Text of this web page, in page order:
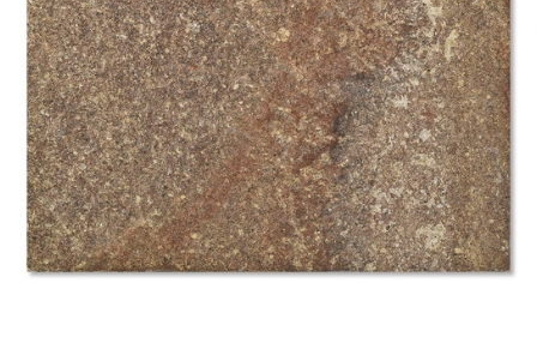
内装用建材 パネル・壁材
ロートアイアン 天然石・石材
メンテナンス・施工材 新商品
BOX
説明書・図面検索 水まわり3年保証
お役立ち情報 住まいのスタイリング
アイデア
ミラタップチャンネル
オンライン相談
タ
イ
ル